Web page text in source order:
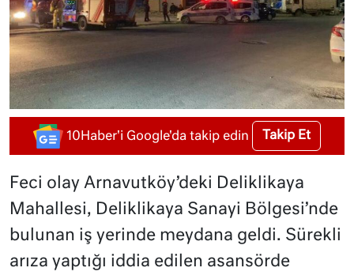
10Haber'i Google'da takip edin Takip Et
Feci olay Arnavutköy’deki Deliklikaya
Mahallesi, Deliklikaya Sanayi Bölgesi’nde
bulunan iş yerinde meydana geldi. Sürekli
arıza yaptığı iddia edilen asansörde